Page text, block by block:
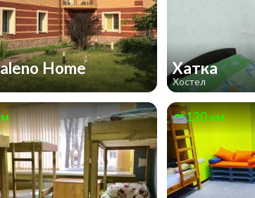
Home Хатка
Хостел
130 км